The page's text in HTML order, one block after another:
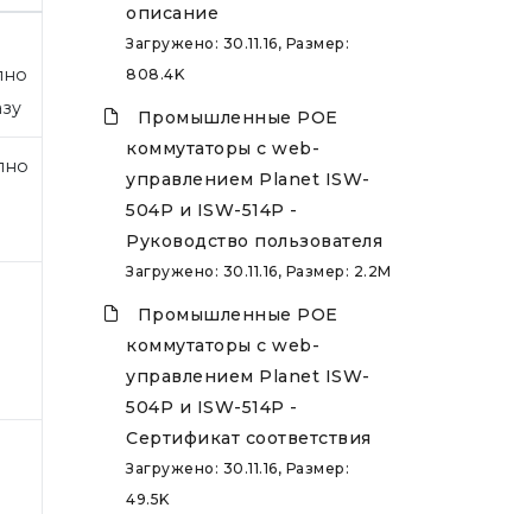
описание
Загружено: 30.11.16, Размер:
808.4K
Промышленные POE
коммутаторы с web-
управлением Planet ISW-
504P и ISW-514P -
Руководство пользователя
Загружено: 30.11.16, Размер: 2.2M
Промышленные POE
коммутаторы с web-
управлением Planet ISW-
504P и ISW-514P -
Сертификат соответствия
Загружено: 30.11.16, Размер:
49.5K